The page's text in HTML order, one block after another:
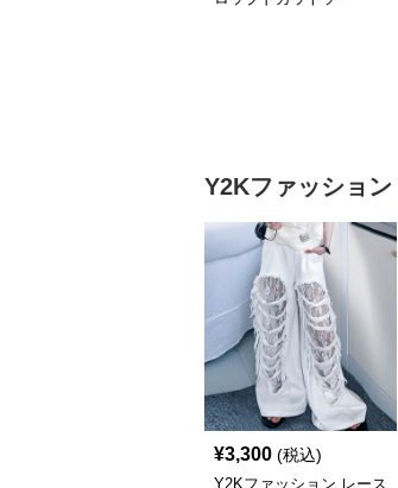
Y2Kファッション
¥3,300 (税込)
Y2Kファッション レース